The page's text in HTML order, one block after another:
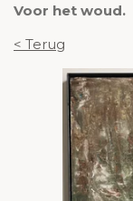
Voor het woud.
< Terug